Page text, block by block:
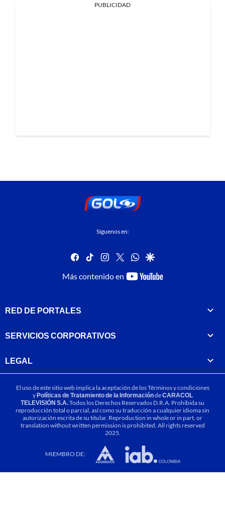
PUBLICIDAD
Síguenos en:
facebook
tiktok instagram
twitterwhatsapp
google
Más contenido en
youtube-
RED DE PORTALES
SERVICIOS CORPORATIVOS
LEGAL
El uso de este sitio web implica la aceptación de losTérminos y condiciones
yPolíticas de Tratamiento de la InformacióndeCARACOL
TELEVISIÓN S.A.Todos los Derechos Reservados D.R.A. Prohibida su
reproducción total o parcial, así como su traducción a cualquier idioma sin
autorización escrita de su titular. Reproduction in whole or in part, or
translation without written permission is prohibited. All rights reserved
2025.
MIEMBRO DE: